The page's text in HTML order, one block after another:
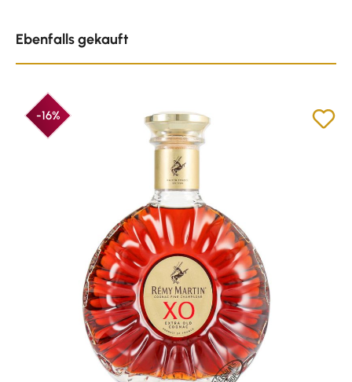
Ebenfalls gekauft
-16%